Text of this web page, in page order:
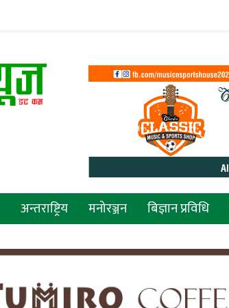
अन्तराष्ट्रिय मनोरञ्जन बिज्ञान प्रविधि